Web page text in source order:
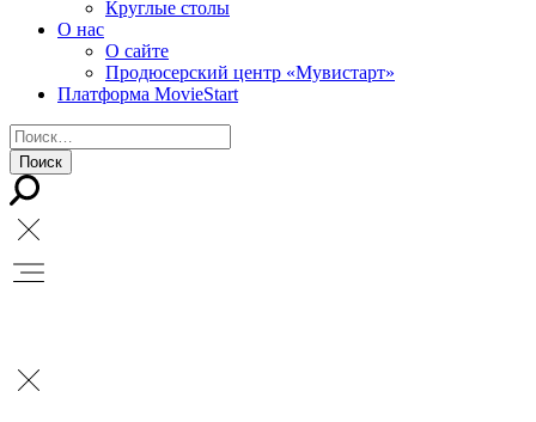
Круглые столы
О нас
О сайте
Продюсерский центр «Мувистарт»
Платформа MovieStart